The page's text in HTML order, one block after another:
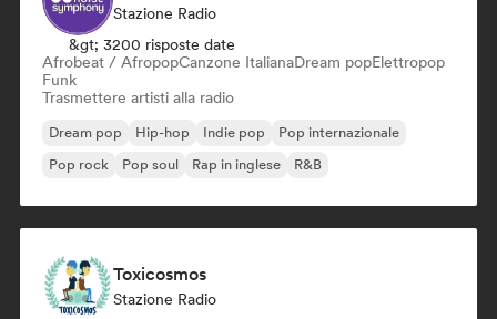
Stazione Radio
&gt; 3200 risposte date
Afrobeat / AfropopCanzone ItalianaDream popElettropop
Funk
Trasmettere artisti alla radio
Dream pop Hip-hop Indie pop
Pop internazionale
Pop rock
Pop soul Rap in inglese R&B
Toxicosmos
Stazione Radio